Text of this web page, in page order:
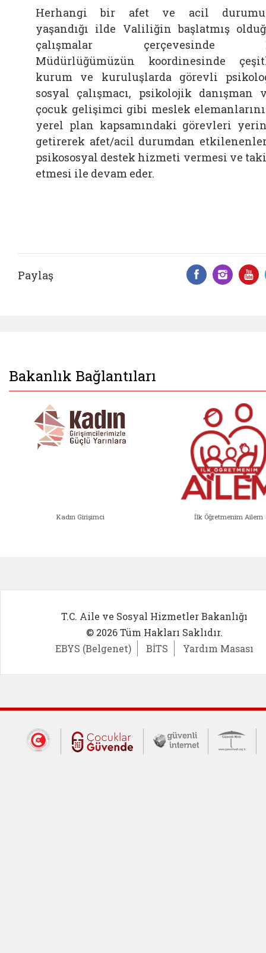
Herhangi bir afet ve acil
yaşandığı ilde Valiliğin başlatmış
çalışmalar çerçevesinde
Müdürlüğümüzün koordinesinde
kurum ve kuruluşlarda görevli
sosyal çalışmacı, psikolojik danışman
çocuk gelişimci gibi meslek
yerel plan kapsamındaki görevleri
getirerek afet/acil durumdan
psikososyal destek hizmeti vermesi ve
etmesi ile devam eder.
Paylaş
Bakanlık Bağlantıları
Kadın Girişimci İlk Öğretmenim Ailem
T.C. Aile ve Sosyal Hizmetler Bakanlığı
© 2026 Tüm Hakları Saklıdır.
EBYS (Belgenet)
BİTS Yardım Masası
Dış Bağlantılar
Cumhurbaşkanlığı İletişim Merkezi
Çocuklar Güvende (yeni
Güvenli